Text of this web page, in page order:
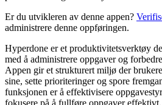
Er du utvikleren av denne appen?
administrere denne oppføringen.
Hyperdone er et produktivitetsverktøy
med å administrere oppgaver og
Appen gir et strukturert miljø der
sine, sette prioriteringer og spore
funksjonen er å effektivisere
fokusere på å fullføre oppgaver effektivt.